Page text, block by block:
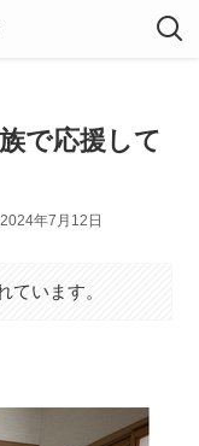
で応援して
2024年7月12日
ています。